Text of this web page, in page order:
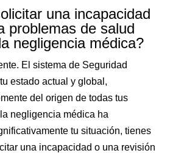
una incapacidad
problemas de salud
negligencia médica?
El sistema de Seguridad
estado actual y global,
del origen de todas tus
negligencia médica ha
tu situación, tienes
una incapacidad o una revisión